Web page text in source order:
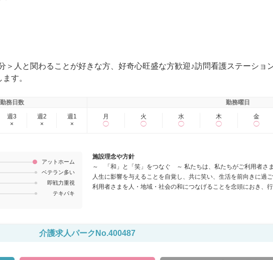
人と関わることが好きな方、好奇心旺盛な方歓迎♪訪問看護ステーショ
す。
勤務日数
週3
×
週2
×
週1
×
勤務曜日
月
◯
火
◯
水
◯
木
◯
金
◯
アットホーム
ベテラン多い
即戦力重視
テキパキ
施設理念や方針
～ 「和」と「笑」をつなぐ ～ 私たちは、私たちがご利用者さまと関わることで、ご利用者さまの今後の
人生に影響を与えることを自覚し、共に笑い、生活を前向きに過
利用者さまを人・地域・社会の和につなげることを念頭におき、行
介護求人パークNo.400487